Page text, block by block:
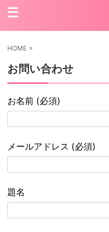
HOME >
お問い合わせ
お名前 (必須)
メールアドレス (必須)
題名